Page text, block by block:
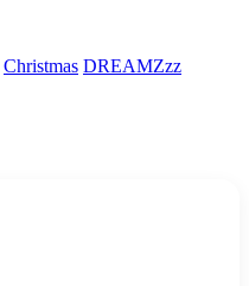
Christmas DREAMZzz